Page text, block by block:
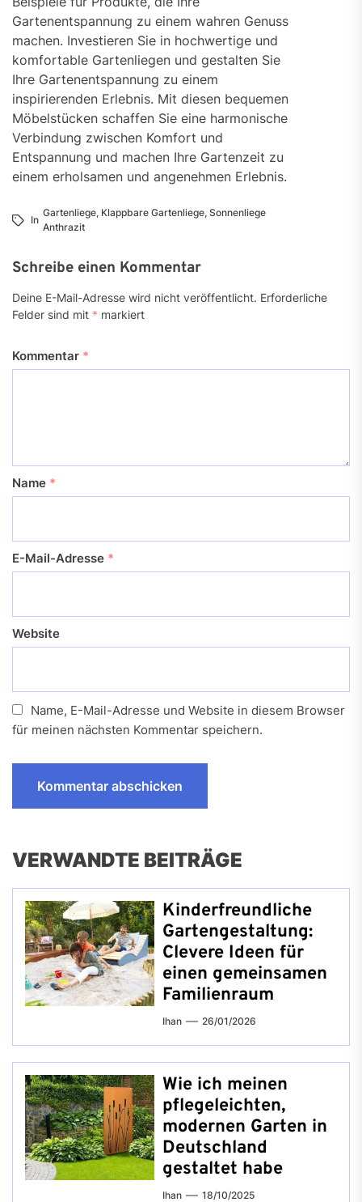
Gartenentspannung zu einem wahren Genuss
machen. Investieren Sie in hochwertige und
komfortable Gartenliegen und gestalten Sie
Ihre Gartenentspannung zu einem
inspirierenden Erlebnis. Mit diesen bequemen
Möbelstücken schaffen Sie eine harmonische
Verbindung zwischen Komfort und
Entspannung und machen Ihre Gartenzeit zu
einem erholsamen und angenehmen Erlebnis.
In
Gartenliege, Klappbare Gartenliege, Sonnenliege
Anthrazit
Schreibe einen Kommentar
Deine E-Mail-Adresse wird nicht veröffentlicht. Erforderliche
Felder sind mit * markiert
Kommentar *
Name *
E-Mail-Adresse *
Website
Name, E-Mail-Adresse und Website in diesem Browser
für meinen nächsten Kommentar speichern.
VERWANDTE BEITRÄGE
Kinderfreundliche
Gartengestaltung:
Clevere Ideen für
einen gemeinsamen
Familienraum
Ihan 26/01/2026
Wie ich meinen
pflegeleichten,
modernen Garten in
Deutschland
gestaltet habe
Ihan 18/10/2025